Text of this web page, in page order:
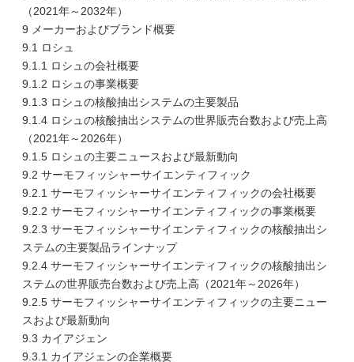
（2021年～2032年）
9 メーカーおよびブランド概要
9.1 ロシュ
9.1.1 ロシュの会社概要
9.1.2 ロシュの事業概要
9.1.3 ロシュの核酸抽出システムの主要製品
9.1.4 ロシュの核酸抽出システムの世界販売台数および売上高
（2021年～2026年）
9.1.5 ロシュの主要ニュースおよび最新動向
9.2 サーモフィッシャーサイエンティフィック
9.2.1 サーモフィッシャーサイエンティフィックの会社概要
9.2.2 サーモフィッシャーサイエンティフィックの事業概要
9.2.3 サーモフィッシャーサイエンティフィックの核酸抽出シ
ステムの主要製品ラインナップ
9.2.4 サーモフィッシャーサイエンティフィックの核酸抽出シ
ステムの世界販売台数および売上高（2021年～2026年）
9.2.5 サーモフィッシャーサイエンティフィックの主要ニュー
スおよび最新動向
9.3 カイアジェン
9.3.1 カイアジェンの企業概要